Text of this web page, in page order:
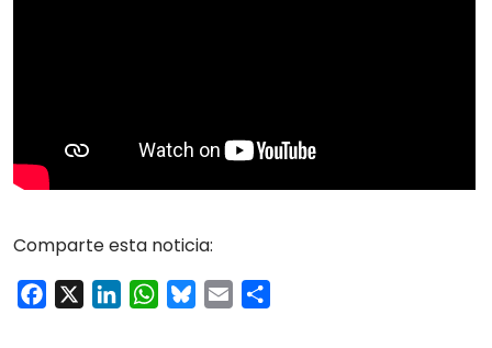
Comparte esta noticia:
Facebook LinkedInWhatsApp
Bluesky
Email